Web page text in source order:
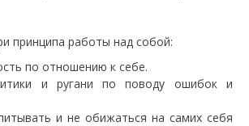
принципа работы над собой:
по отношению к себе.
и ругани по поводу ошибок и
и не обижаться на самих себя